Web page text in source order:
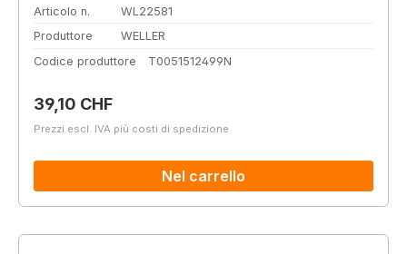
Articolo n.
WL22581
Produttore
WELLER
Codice produttore
T0051512499N
Prezzo normale:
39,10 CHF
Prezzi escl. IVA più costi di spedizione
Nel carrello